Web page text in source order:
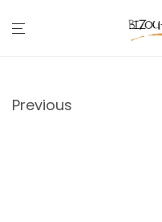
Previous